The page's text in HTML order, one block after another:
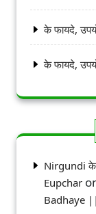
के फायदे,
के फायदे,
Nirgundi
Eupchar
Badhaye